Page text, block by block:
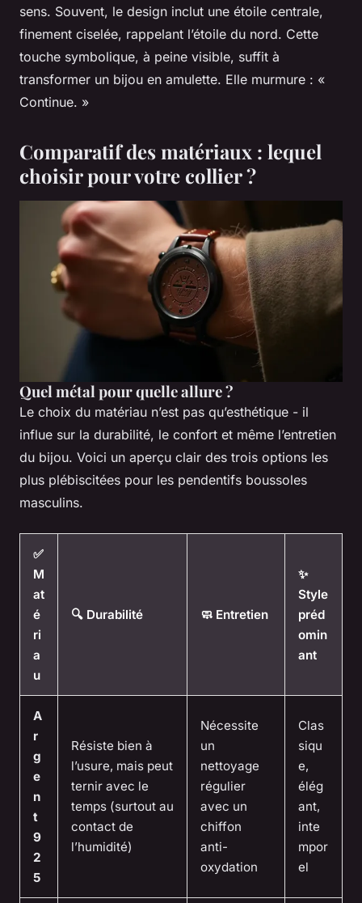
sens. Souvent, le design inclut une étoile centrale,
finement ciselée, rappelant l’étoile du nord. Cette
touche symbolique, à peine visible, suffit à
transformer un bijou en amulette. Elle murmure : «
Continue. »
Comparatif des matériaux : lequel
choisir pour votre collier ?
Quel métal pour quelle allure ?
Le choix du matériau n’est pas qu’esthétique - il
influe sur la durabilité, le confort et même l’entretien
du bijou. Voici un aperçu clair des trois options les
plus plébiscitées pour les pendentifs boussoles
masculins.
✅
M
at
é
ri
a
u
🔍 Durabilité 🧼 Entretien
✨
Style
préd
omin
ant
A
r
g
e
n
t
9
2
5
Résiste bien à
l’usure, mais peut
ternir avec le
temps (surtout au
contact de
l’humidité)
Nécessite
un
nettoyage
régulier
avec un
chiffon
anti-
oxydation
Clas
siqu
e,
élég
ant,
inte
mpor
el